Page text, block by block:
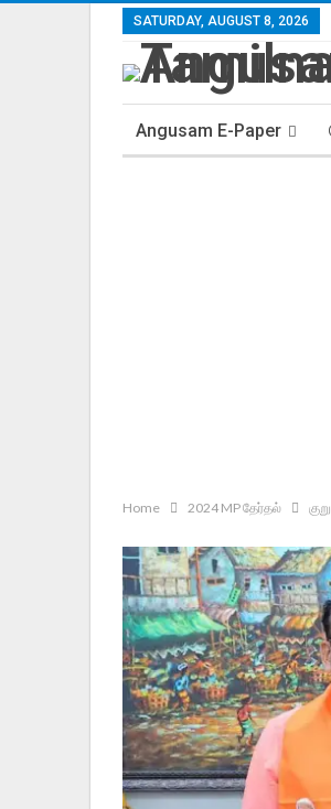
SATURDAY, AUGUST 8, 2026
Angusam E-Paper
Home 2024 MP தேர்தல்